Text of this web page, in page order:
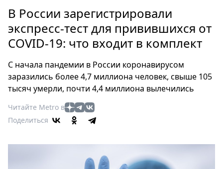
Россия
Мир
Здоровье
Туризм
Мода
Театр
Кино
Афиша
В России зарегистрировали
экспресс-тест для привившихся от
COVID-19: что входит в комплект
С начала пандемии в России коронавирусом
заразились более 4,7 миллиона человек, свыше 105
тысяч умерли, почти 4,4 миллиона вылечились
Читайте Metro в
Поделиться